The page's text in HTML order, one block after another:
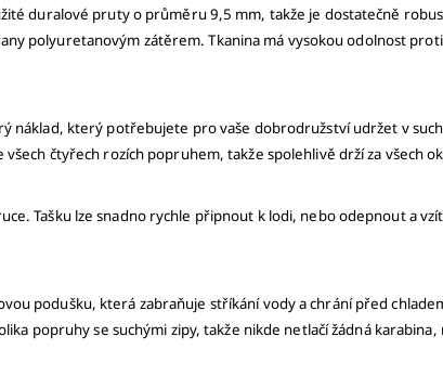
duralové pruty o průměru 9,5 mm, takže je dostatečně
polyuretanovým zátěrem. Tkanina má vysokou odolnost
náklad, který potřebujete pro vaše dobrodružství udržet v
čtyřech rozích popruhem, takže spolehlivě drží za všech
Tašku lze snadno rychle připnout k lodi, nebo odepnout a
podušku, která zabraňuje stříkání vody a chrání před
popruhy se suchými zipy, takže nikde netlačí žádná karabina,